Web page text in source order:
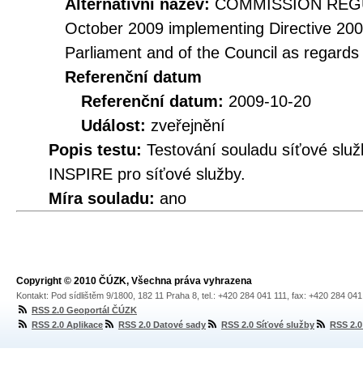
Alternativní název: COMMISSION
October 2009 implementing Directive
Parliament and of the Council as
Referenční datum
Referenční datum: 2009-10-20
Událost: zveřejnění
Popis testu: Testování souladu síťové
INSPIRE pro síťové služby.
Míra souladu: ano
Copyright © 2010 ČÚZK, Všechna práva vyhrazena
Kontakt: Pod sídlištěm 9/1800, 182 11 Praha 8, tel.: +420 284 041 111, fax: +420 284
RSS 2.0 Geoportál ČÚZK
RSS 2.0 Aplikace
RSS 2.0 Datové sady RSS 2.0 Síťové služby RSS